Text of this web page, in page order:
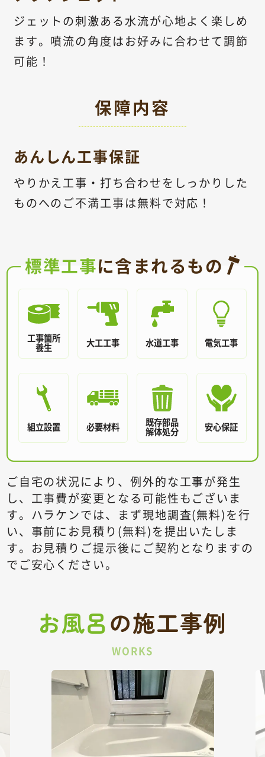
ジェットの刺激ある水流が心地よく楽しめ
ます。噴流の角度はお好みに合わせて調節
可能！
保障内容
あんしん工事保証
やりかえ工事・打ち合わせをしっかりした
ものへのご不満工事は無料で対応！
標準工事に含まれるもの
工事箇所
養生 大工工事 水道工事 電気工事
組立設置 必要材料 既存部品
解体処分 安心保証
ご自宅の状況により、例外的な工事が発生
し、工事費が変更となる可能性もございま
す。 ハラケンでは、まず現地調査(無料)を行
い、事前にお見積り(無料)を提出いたしま
す。 お見積りご提示後にご契約となりますの
でご安心ください。
お風呂の施工事例
WORKS